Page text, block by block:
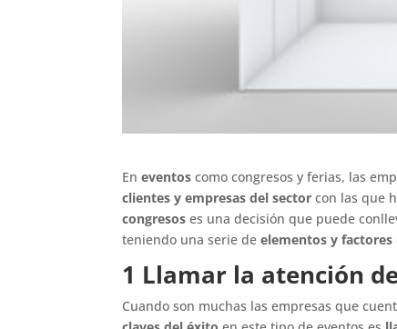
Eneventos como congresos y ferias, las
clientes y empresas del sectorcon las que
congresoses una decisión que puede
teniendo una serie de elementos y factores
1 Llamar la atención
Cuando son muchas las empresas que